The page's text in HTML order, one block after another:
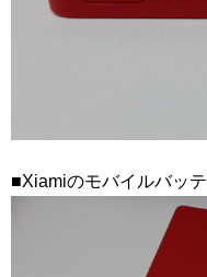
■Xiamiのモバイルバッ